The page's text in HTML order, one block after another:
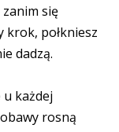
się
krok, połkniesz
dadzą.
u każdej
rosną